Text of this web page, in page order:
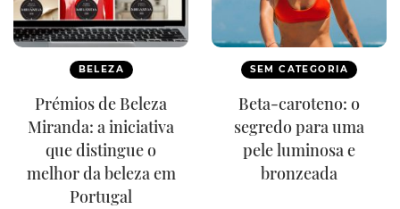
BELEZA
Prémios de Beleza
Miranda: a iniciativa
que distingue o
melhor da beleza em
Portugal
SEM CATEGORIA
Beta-caroteno: o
segredo para uma
pele luminosa e
bronzeada